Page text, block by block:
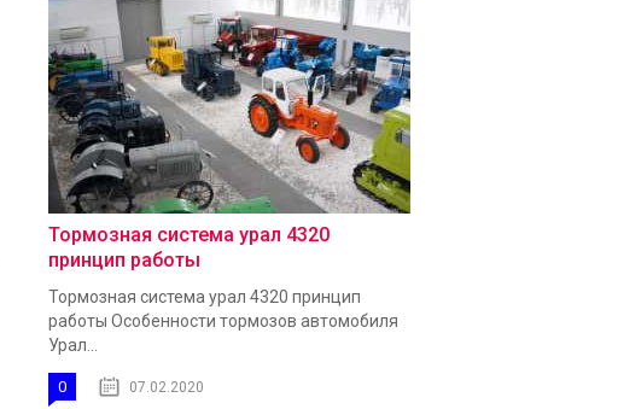
Тормозная система урал 4320
принцип работы
Тормозная система урал 4320 принцип
работы Особенности тормозов автомобиля
Урал...
0 07.02.2020